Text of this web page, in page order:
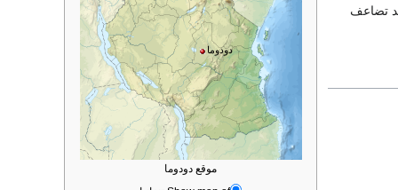
دودوما
موقع دودوما
تضاعف